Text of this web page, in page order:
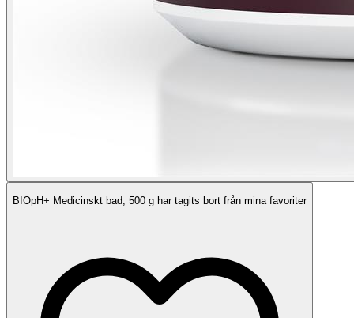
BIOpH+ Medicinskt bad, 500 g har tagits bort från mina favoriter